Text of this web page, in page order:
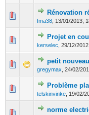
Rénovation
fma38 13/01/2013,
0 Votes -
Projet en
kerselec 29/12/
0 Votes -
petit nouveau
gregymax 24/02/
0 Votes -
Problème
telskinvinke 19/02/
0 Votes -
norme0 Votes -